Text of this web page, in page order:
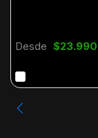
Desde $23.990